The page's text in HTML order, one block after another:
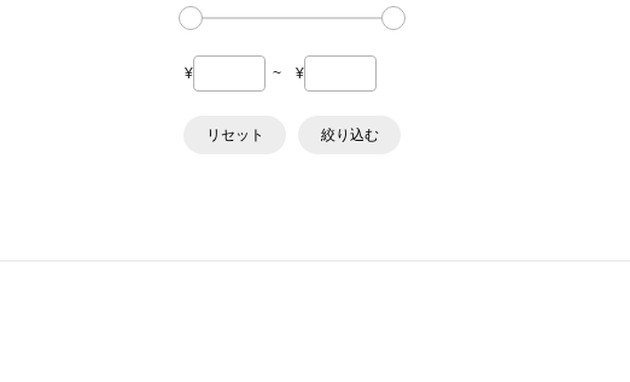
¥ ~ ¥
リセット 絞り込む